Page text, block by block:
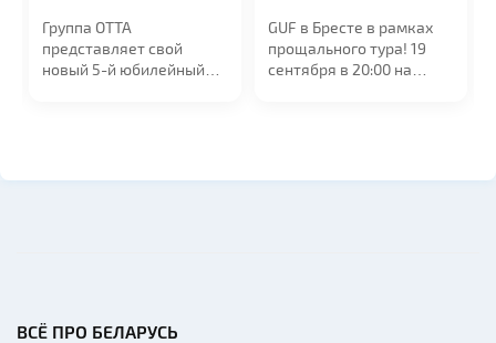
Группа ОТТА
представляет свой
новый 5-й юбилейный
GUF в Бресте в рамках
прощального тура! 19
сентября в 20:00 на
ВСЁ ПРО БЕЛАРУСЬ